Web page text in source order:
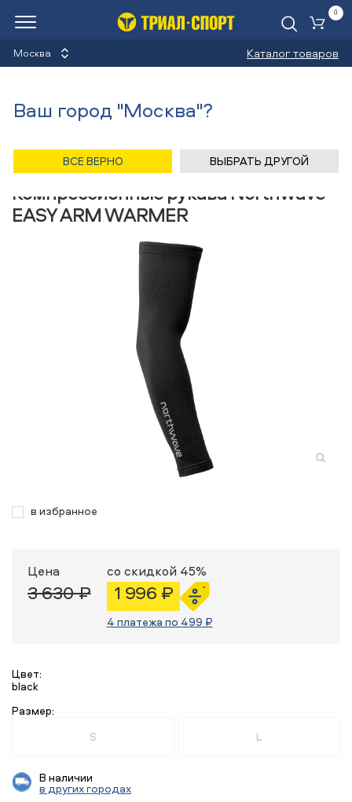
Москва Каталог товаров
0
Компрессионные рукава Northwave
EASY ARM WARMER
в избранное
Цена
3 630 ₽
со скидкой 45%
1 996 ₽
4 платежа по 499 ₽
Цвет:
black
Размер:
S
L
В наличии
в других городах
Ваш город "Москва"?
ВСЕ ВЕРНО ВЫБРАТЬ ДРУГОЙ